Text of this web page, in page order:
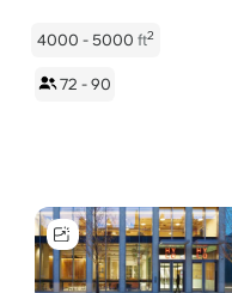
4000 - 5000 ft2
72 - 90